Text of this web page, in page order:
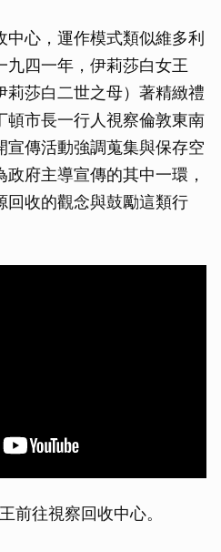
心，運作模式類似維多利
九四一年，伊莉莎白女王
莉莎白二世之母）著精緻禮
頓市長一行人視察倫敦東南
宣傳活動強調蒐集與保存空
府主導宣傳的其中一環，
回收的觀念與鼓勵這類行
前往視察回收中心。